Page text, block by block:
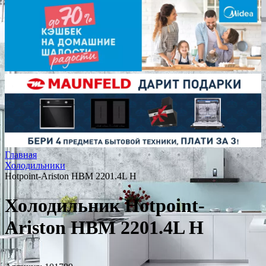
Главная
Холодильники
Hotpoint-Ariston HBM 2201.4L H
Холодильник Hotpoint-
Ariston HBM 2201.4L H